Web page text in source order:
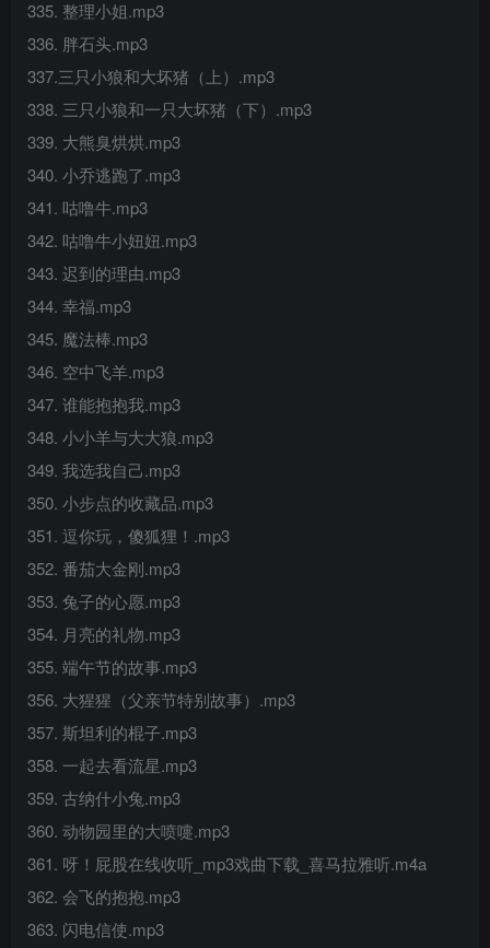
335. 整理小姐.mp3
336. 胖石头.mp3
337.三只小狼和大坏猪（上）.mp3
338. 三只小狼和一只大坏猪（下）.mp3
339. 大熊臭烘烘.mp3
340. 小乔逃跑了.mp3
341. 咕噜牛.mp3
342. 咕噜牛小妞妞.mp3
343. 迟到的理由.mp3
344. 幸福.mp3
345. 魔法棒.mp3
346. 空中飞羊.mp3
347. 谁能抱抱我.mp3
348. 小小羊与大大狼.mp3
349. 我选我自己.mp3
350. 小步点的收藏品.mp3
351. 逗你玩，傻狐狸！.mp3
352. 番茄大金刚.mp3
353. 兔子的心愿.mp3
354. 月亮的礼物.mp3
355. 端午节的故事.mp3
356. 大猩猩（父亲节特别故事）.mp3
357. 斯坦利的棍子.mp3
358. 一起去看流星.mp3
359. 古纳什小兔.mp3
360. 动物园里的大喷嚏.mp3
361. 呀！屁股在线收听_mp3戏曲下载_喜马拉雅听.m4a
362. 会飞的抱抱.mp3
363. 闪电信使.mp3